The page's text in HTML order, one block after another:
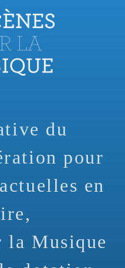
du
pour
en
la Musique